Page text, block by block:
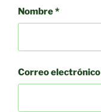
Nombre*
Correo electrónico